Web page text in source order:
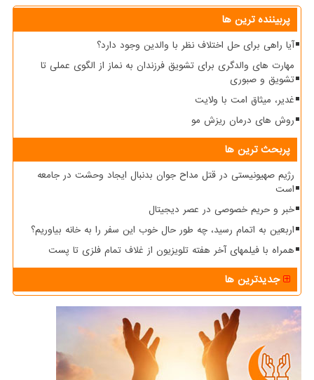
پربیننده ترین ها
آیا راهی برای حل اختلاف نظر با والدین وجود دارد؟
مهارت های والدگری برای تشویق فرزندان به نماز از الگوی عملی تا
تشویق و صبوری
غدیر، میثاق امت با ولایت
روش های درمان ریزش مو
پربحث ترین ها
رژیم صهیونیستی در قتل مداح جوان بدنبال ایجاد وحشت در جامعه
است
خبر و حریم خصوصی در عصر دیجیتال
اربعین به اتمام رسید، چه طور حال خوب این سفر را به خانه بیاوریم؟
همراه با فیلمهای آخر هفته تلویزیون از غلاف تمام فلزی تا پست
جدیدترین ها